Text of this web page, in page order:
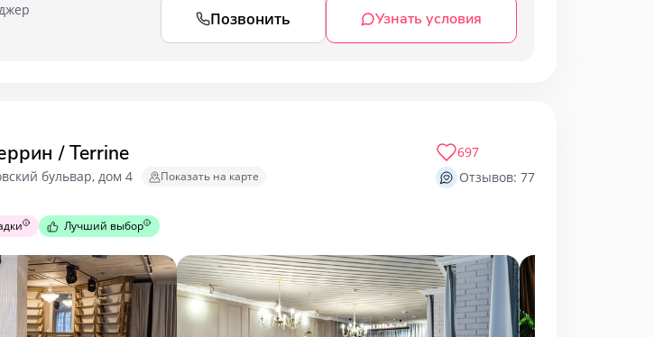
Позвонить Узнать условия
/ Terrine
бульвар, дом 4
Показать на карте
697
Отзывов: 77
Лучший выбор